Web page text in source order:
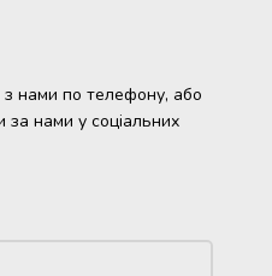
нами по телефону, або
за нами у соціальних